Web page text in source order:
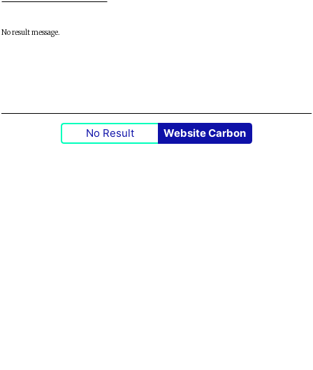
No result message.
No Result Website Carbon